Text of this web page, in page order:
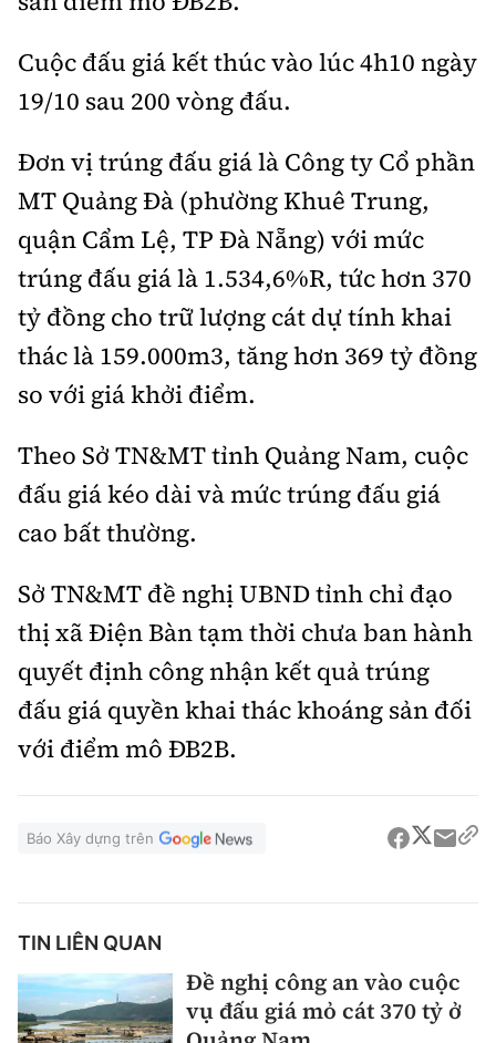
Cuộc đấu giá kết thúc vào lúc 4h10 ngày
19/10 sau 200 vòng đấu.
Đơn vị trúng đấu giá là Công ty Cổ phần
MT Quảng Đà (phường Khuê Trung,
quận Cẩm Lệ, TP Đà Nẵng) với mức
trúng đấu giá là 1.534,6%R, tức hơn 370
tỷ đồng cho trữ lượng cát dự tính khai
thác là 159.000m3, tăng hơn 369 tỷ đồng
so với giá khởi điểm.
Theo Sở TN&MT tỉnh Quảng Nam, cuộc
đấu giá kéo dài và mức trúng đấu giá
cao bất thường.
Sở TN&MT đề nghị UBND tỉnh chỉ đạo
thị xã Điện Bàn tạm thời chưa ban hành
quyết định công nhận kết quả trúng
đấu giá quyền khai thác khoáng sản đối
với điểm mô ĐB2B.
Báo Xây dựng trên
TIN LIÊN QUAN
Đề nghị công an vào cuộc
vụ đấu giá mỏ cát 370 tỷ ở